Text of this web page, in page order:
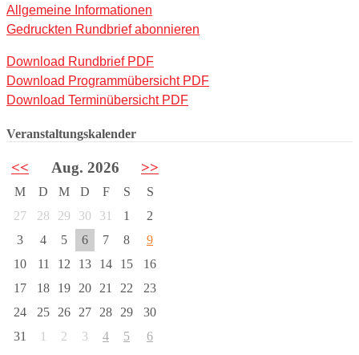
Allgemeine Informationen
Gedruckten Rundbrief abonnieren
Download Rundbrief PDF
Download Programmübersicht PDF
Download Terminübersicht PDF
Veranstaltungskalender
<< Aug. 2026 >>
M D M D F S
S
27
28 29 30 31 1
2
3
4 5 6 7 8
9
10
11 12 13 14 15
16
17
18 19 20 21 22
23
24
25 26 27 28 29
30
31
1 2 3 4 5 6